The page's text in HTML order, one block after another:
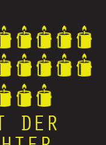
DER